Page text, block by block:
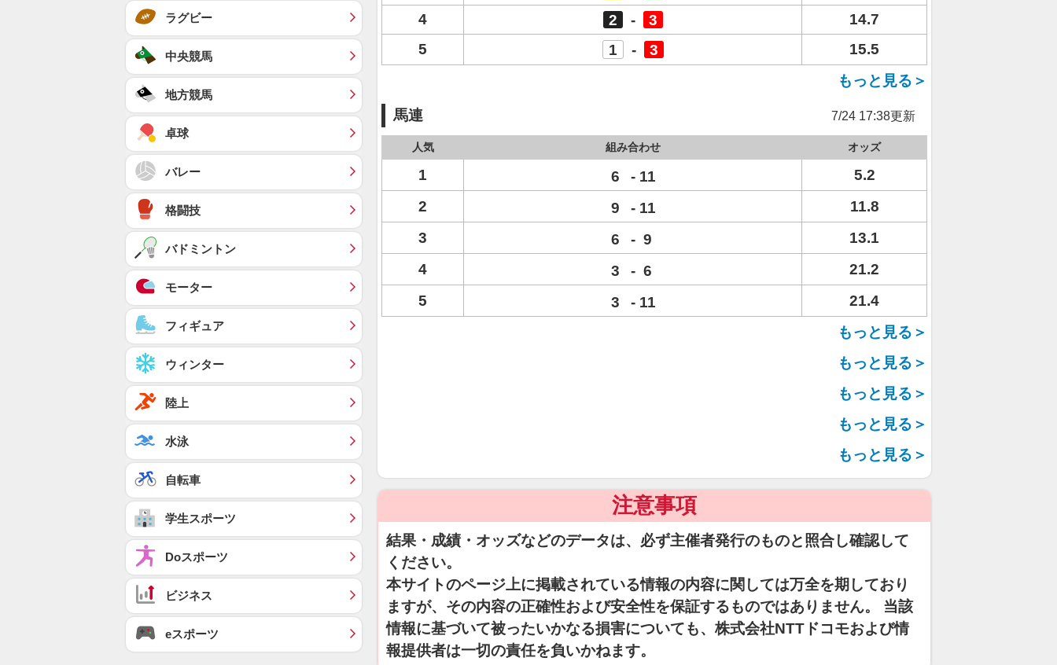
4
2 - 3
14.7
5
1 - 3
15.5
もっと見る＞
馬連 7/24 17:38更新
人気 組み合わせ オッズ
1 6 - 11
5.2
2
9 - 11
11.8
3
6 - 9
13.1
4
3 - 6
21.2
5
3 - 11
21.4
もっと見る＞
もっと見る＞
もっと見る＞
もっと見る＞
もっと見る＞
注意事項
結果・成績・オッズなどのデータは、必ず主催者発行のものと照合し確認して
ください。
本サイトのページ上に掲載されている情報の内容に関しては万全を期しており
ますが、その内容の正確性および安全性を保証するものではありません。 当該
情報に基づいて被ったいかなる損害についても、株式会社NTTドコモおよび情
報提供者は一切の責任を負いかねます。
ラグビー
中央競馬
地方競馬
卓球
バレー
格闘技
バドミントン
モーター
フィギュア
ウィンター
陸上
水泳
自転車
学生スポーツ
Doスポーツ
ビジネス
eスポーツ